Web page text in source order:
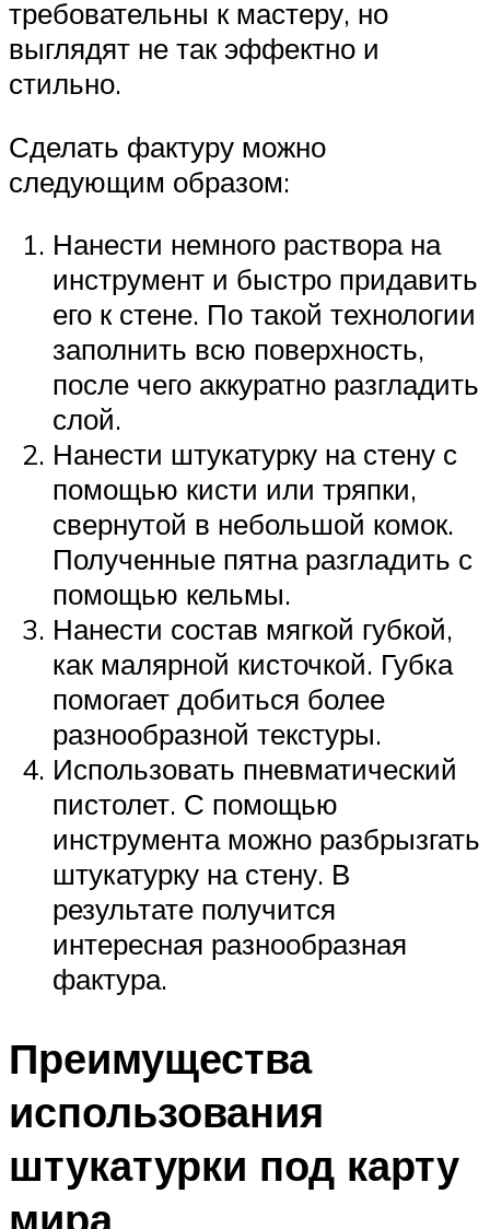
требовательны к мастеру, но
выглядят не так эффектно и
стильно.
Сделать фактуру можно
следующим образом:
Нанести немного раствора на
инструмент и быстро придавить
его к стене. По такой технологии
заполнить всю поверхность,
после чего аккуратно разгладить
слой.
Нанести штукатурку на стену с
помощью кисти или тряпки,
свернутой в небольшой комок.
Полученные пятна разгладить с
помощью кельмы.
Нанести состав мягкой губкой,
как малярной кисточкой. Губка
помогает добиться более
разнообразной текстуры.
Использовать пневматический
пистолет. С помощью
инструмента можно разбрызгать
штукатурку на стену. В
результате получится
интересная разнообразная
фактура.
Преимущества
использования
штукатурки под карту